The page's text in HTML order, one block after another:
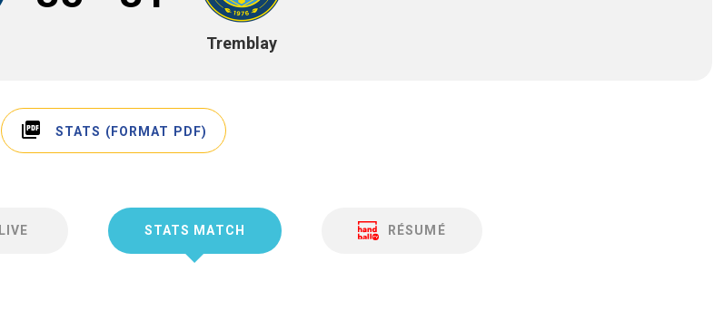
Tremblay
picture_as_pdf STATS (FORMAT PDF)
LIVE STATS MATCH RÉSUMÉ